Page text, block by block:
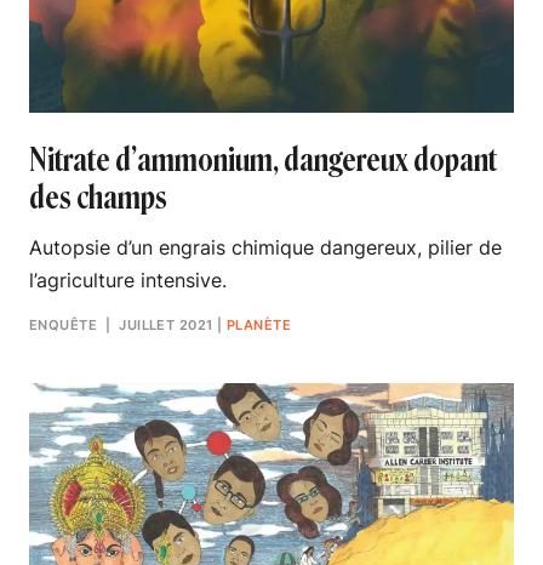
Nitrate d’ammonium, dangereux dopant
des champs
Autopsie d’un engrais chimique dangereux, pilier de
l’agriculture intensive.
ENQUÊTE | JUILLET 2021 PLANÈTE